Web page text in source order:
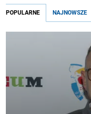
POPULARNE NAJNOWSZE